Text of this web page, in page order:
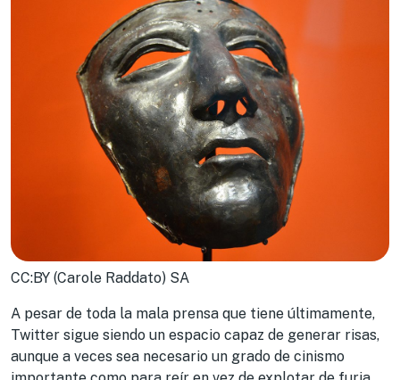
CC:BY (Carole Raddato) SA
A pesar de toda la mala prensa que tiene últimamente,
Twitter sigue siendo un espacio capaz de generar risas,
aunque a veces sea necesario un grado de cinismo